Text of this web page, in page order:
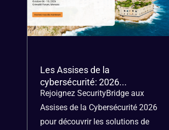
Les Assises de la
cybersécurité: 2026...
Rejoignez SecurityBridge aux
Assises de la Cybersécurité 2026
pour découvrir les solutions de